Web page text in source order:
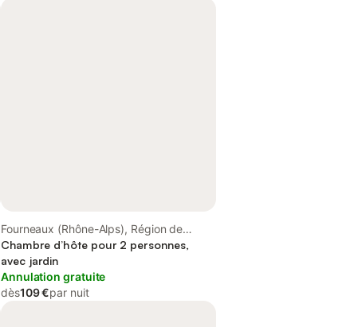
Fourneaux (Rhône-Alps), Région de
Roanne
Chambre d’hôte pour 2 personnes,
avec jardin
Annulation gratuite
dès109 €par nuit